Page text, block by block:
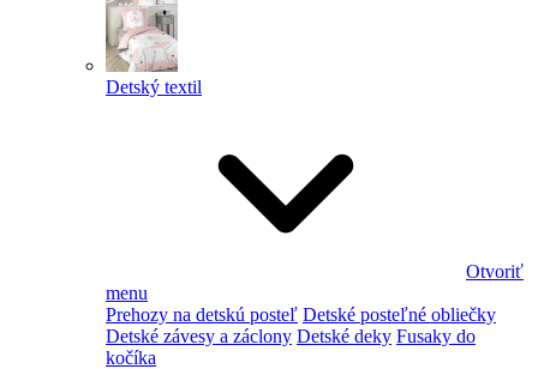
Detský textil
Otvoriť
menu
Prehozy na detskú posteľ Detské posteľné obliečky
Detské závesy a záclony Detské deky Fusaky do
kočíka